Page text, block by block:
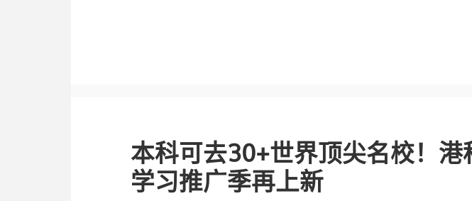
本科可去30+世界顶尖名校！
学习推广季再上新